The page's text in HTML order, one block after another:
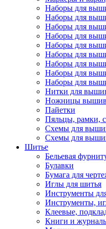
Наборы для
Наборы для
Наборы для
Наборы для
Наборы для
Наборы для
Наборы для
Наборы для
Наборы для
Нитки для
Ножницы
Пайетки
Пяльцы, рамки,
Схемы для
Схемы для
Шитье
Бельевая
Булавки
Бумага для
Иглы для шитья
Инструменты
Инструменты,
Клеевые,
Книги и